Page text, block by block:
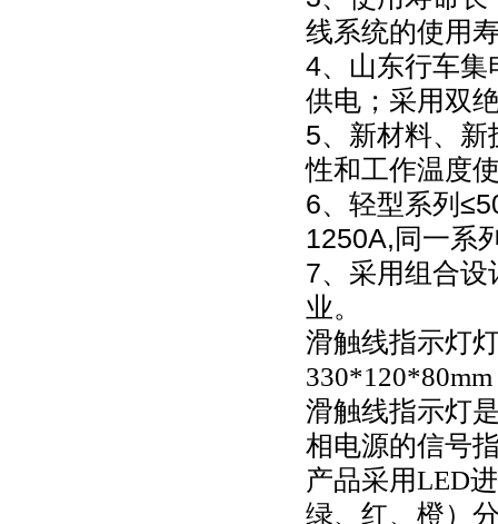
线系统的使用
4、山东行车集
供电；采用双
5、新材料、
性和工作温度
6、轻型系列
1250A,同一系
7、采用组合
业。
滑触线指示灯
滑触线指示灯
相电源的信号
产品采用LED
绿、红、橙）